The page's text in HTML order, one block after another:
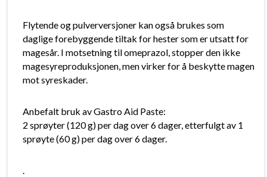
Flytende og pulverversjoner kan også brukes som
daglige forebyggende tiltak for hester som er utsatt for
magesår. I motsetning til omeprazol, stopper den ikke
magesyreproduksjonen, men virker for å beskytte magen
mot syreskader.
Anbefalt bruk av Gastro Aid Paste:
2 sprøyter (120 g) per dag over 6 dager, etterfulgt av 1
sprøyte (60 g) per dag over 6 dager.
.